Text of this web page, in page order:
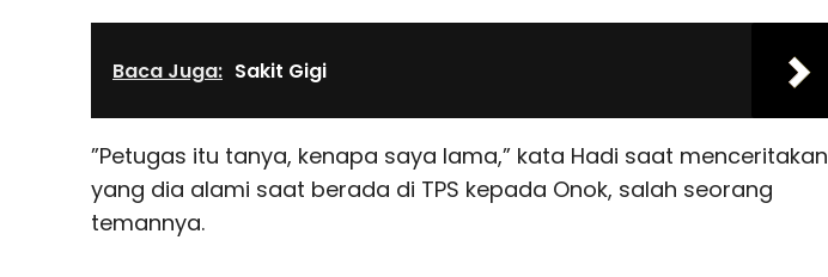
Baca Juga: Sakit Gigi
”Petugas itu tanya, kenapa saya lama,” kata Hadi saat menceritakan
yang dia alami saat berada di TPS kepada Onok, salah seorang
temannya.